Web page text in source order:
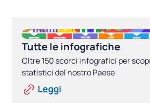
Tutte le infografiche
Oltre 150 scorci infografici per
statistici del nostro Paese
Leggi